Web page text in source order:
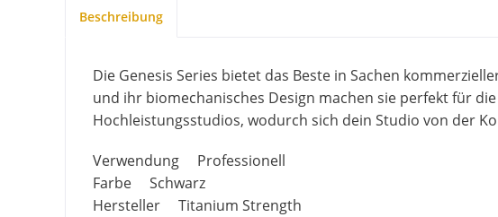
Beschreibung
Die Genesis Series bietet das Beste in Sachen
und ihr biomechanisches Design machen sie perfekt für
Hochleistungsstudios, wodurch sich dein Studio von der
Verwendung Professionell
Farbe Schwarz
Hersteller Titanium Strength